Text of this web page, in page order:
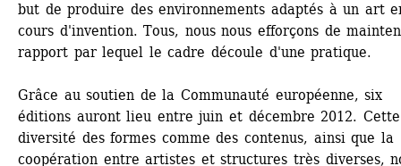
but de produire des environnements adaptés à un art
cours d'invention. Tous, nous nous efforçons de
rapport par lequel le cadre découle d'une pratique.
Grâce au soutien de la Communauté européenne, six
éditions auront lieu entre juin et décembre 2012. Cette
diversité des formes comme des contenus, ainsi que la
coopération entre artistes et structures très diverses,